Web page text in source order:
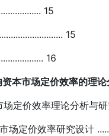
15
15
16
资本市场定价效率的理
场定价效率理论分析与
场定价效率研究设计